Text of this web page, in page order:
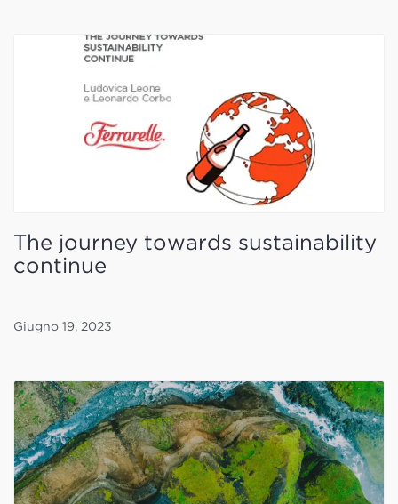
The journey towards sustainability
continue
Giugno 19, 2023